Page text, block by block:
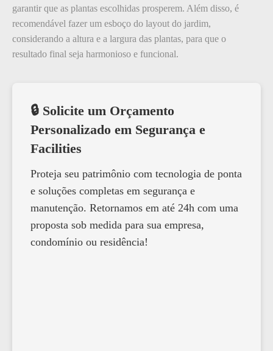
garantir que as plantas escolhidas prosperem. Além disso, é
recomendável fazer um esboço do layout do jardim,
considerando a altura e a largura das plantas, para que o
resultado final seja harmonioso e funcional.
🔒 Solicite um Orçamento
Personalizado em Segurança e
Facilities
Proteja seu patrimônio com tecnologia de ponta
e soluções completas em segurança e
manutenção. Retornamos em até 24h com uma
proposta sob medida para sua empresa,
condomínio ou residência!